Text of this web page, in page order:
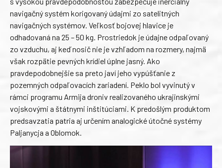
navigačný systém korigovaný údajmi zo satelitných
navigačných systémov. Veľkosť bojovej hlavice je
odhadovaná na 25 – 50 kg. Prostriedok je údajne odpaľovaný
zo vzduchu, aj keď nosič nie je vzhľadom na rozmery, najmä
však rozpätie pevných krídiel úplne jasný. Ako
pravdepodobnejšie sa preto javí jeho vypúšťanie z
pozemných odpaľovacích zariadení. Peklo bol vyvinutý v
rámci programu Armija droniv realizovaného ukrajinskými
vojskovými a štátnymi inštitúciami. K predošlým produktom
predsavzatia patria aj určením analogické útočné systémy
Paljanycja a Oblomok.